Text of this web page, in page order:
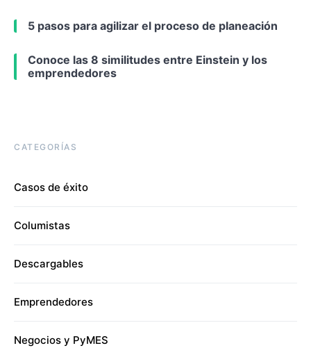
5 pasos para agilizar el proceso de planeación
Conoce las 8 similitudes entre Einstein y los
emprendedores
CATEGORÍAS
Casos de éxito
Columistas
Descargables
Emprendedores
Negocios y PyMES